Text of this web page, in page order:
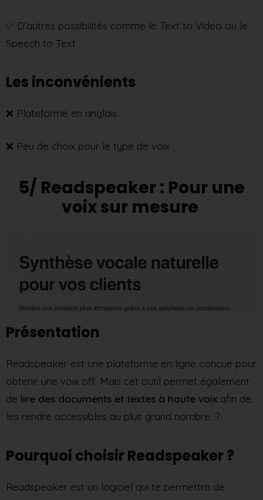
✅ D’autres possibilités comme le Text to Video ou le
Speech to Text
Les inconvénients
❌ Plateforme en anglais
❌ Peu de choix pour le type de voix
5/ Readspeaker : Pour une
voix sur mesure
Présentation
Readspeaker est une plateforme en ligne conçue pour
obtenir une voix off. Mais cet outil permet également
de lire des documents et textes à haute voix afin de
les rendre accessibles au plus grand nombre. ?
Pourquoi choisir Readspeaker ?
Readspeaker est un logiciel qui te permettra de